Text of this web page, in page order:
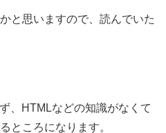
と思いますので、読んでいた
、HTMLなどの知識がなくて
ところになります。